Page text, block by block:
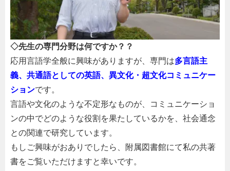
◇先生の専門分野は何ですか？？
応用言語学全般に興味がありますが、専門は多言語主
義、共通語としての英語、異文化・超文化コミュニケー
ションです。
言語や文化のような不定形なものが、コミュニケーショ
ンの中でどのような役割を果たしているかを、社会通念
との関連で研究しています。
もしご興味がおありでしたら、附属図書館にて私の共著
書をご覧いただけますと幸いです。